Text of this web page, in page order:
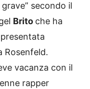
secondo il
Brito che ha
Rosenfeld.
vacanza con il
rapper